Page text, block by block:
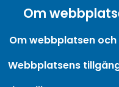
Om
Om webbplatsen
Webbplatsens